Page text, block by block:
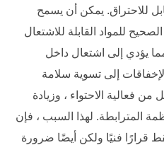
للاحتراق. يمكن أن يسمح
للمواد القابلة للاشتعال
يؤدي إلى اشتعال داخل
إلى تسوية سلامة
من فعالية الاحتواء ، وزيادة
المترابطة. لهذا السبب ، فإن
قرارًا فنيًا ولكن أيضًا ضرورة